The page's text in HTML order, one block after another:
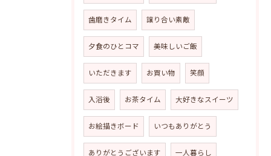
歯磨きタイム 譲り合い素敵
夕食のひとコマ 美味しいご飯
いただきます お買い物 笑顔
入浴後 お茶タイム 大好きなスイーツ
お絵描きボード いつもありがとう
ありがとうございます 一人暮らし